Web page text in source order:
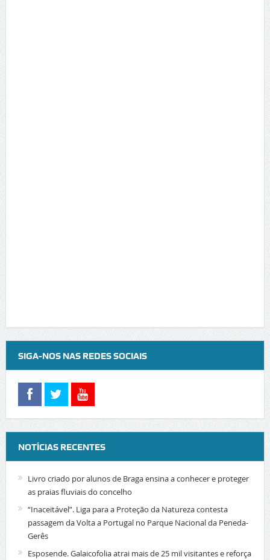
SIGA-NOS NAS REDES SOCIAIS
NOTÍCIAS RECENTES
Livro criado por alunos de Braga ensina a conhecer e proteger
as praias fluviais do concelho
“Inaceitável”. Liga para a Proteção da Natureza contesta
passagem da Volta a Portugal no Parque Nacional da Peneda-
Gerês
Esposende. Galaicofolia atrai mais de 25 mil visitantes e reforça